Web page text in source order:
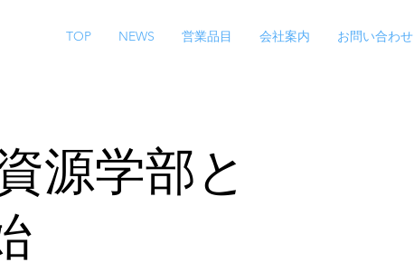
TOP NEWS 営業品目 会社案内 お問い合わせ
源学部と